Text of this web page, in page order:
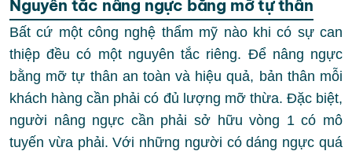
Nguyên tắc nâng ngực bằng mỡ tự thân
Bất cứ một công nghệ thẩm mỹ nào khi có sự can
thiệp đều có một nguyên tắc riêng. Để nâng ngực
bằng mỡ tự thân an toàn và hiệu quả, bản thân mỗi
khách hàng cần phải có đủ lượng mỡ thừa. Đặc biệt,
người nâng ngực cần phải sở hữu vòng 1 có mô
tuyến vừa phải. Với những người có dáng ngực quá